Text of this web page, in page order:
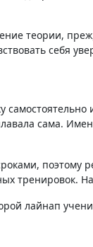
теории,
себя
сама.
тренировок.
лайнап